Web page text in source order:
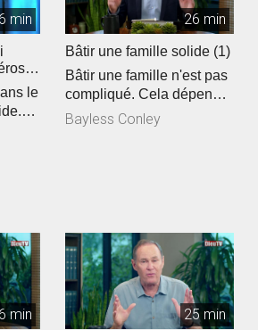
min
le
26 min
Bâtir une famille solide (1)
Bâtir une famille n'est pas
compliqué. Cela dépend
d'une seule chose qui
fait...
Bayless Conley
min 25 min